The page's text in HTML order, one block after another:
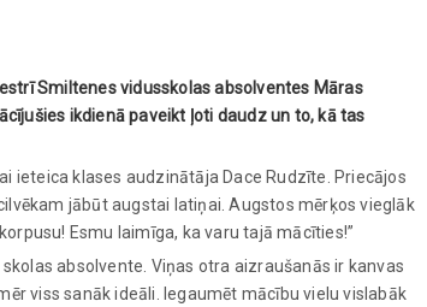
Smiltenes vidusskolas absolventes Māras
ikdienā paveikt ļoti daudz un to, kā tas
ieteica klases audzinātāja Dace Rudzīte. Priecājos
jābūt augstai latiņai. Augstos mērķos vieglāk
Esmu laimīga, ka varu tajā mācīties!”
absolvente. Viņas otra aizraušanās ir kanvas
viss sanāk ideāli. Iegaumēt mācību vielu vislabāk